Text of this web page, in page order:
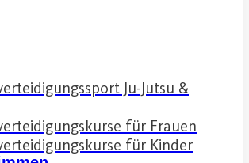
Ju-Jutsu &
für Frauen
für Kinder